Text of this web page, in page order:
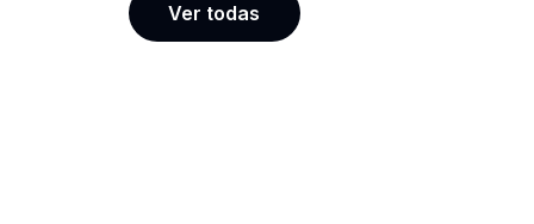
Ver todas